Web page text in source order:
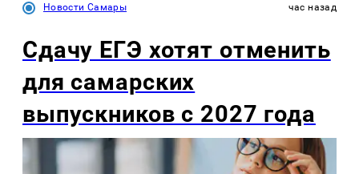
Новости Самары час назад
Сдачу ЕГЭ хотят отменить
для самарских
выпускников с 2027 года